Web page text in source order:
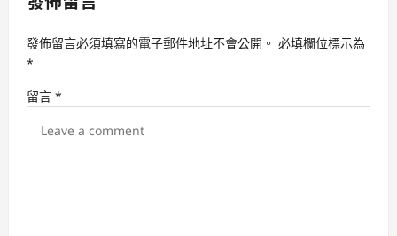
a
t
i
發佈留言必須填寫的電子郵件地址不會公開。 必填欄位標示為
*
留言 *